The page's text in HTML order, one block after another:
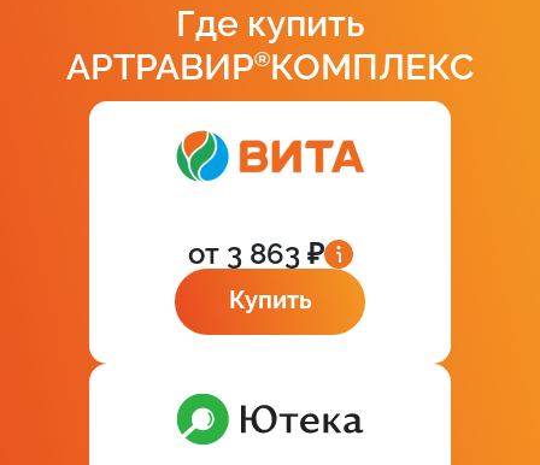
Где купить
АРТРАВИР®КОМПЛЕКС
от 3 863 ₽
Купить